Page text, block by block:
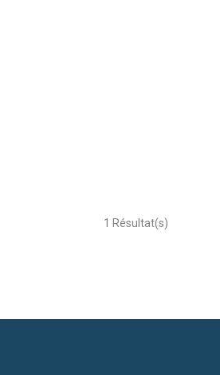
1 Résultat(s)